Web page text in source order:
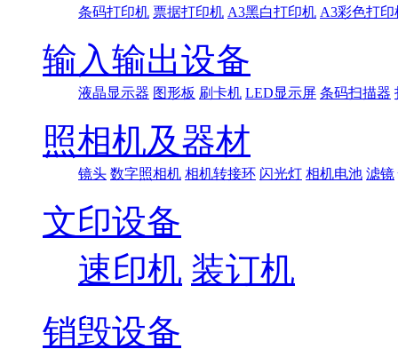
条码打印机 票据打印机 A3黑白打印机 A3彩色打印
输入输出设备
液晶显示器 图形板 刷卡机 LED显示屏 条码扫描器
照相机及器材
镜头 数字照相机 相机转接环 闪光灯 相机电池 滤镜
文印设备
速印机 装订机
销毁设备